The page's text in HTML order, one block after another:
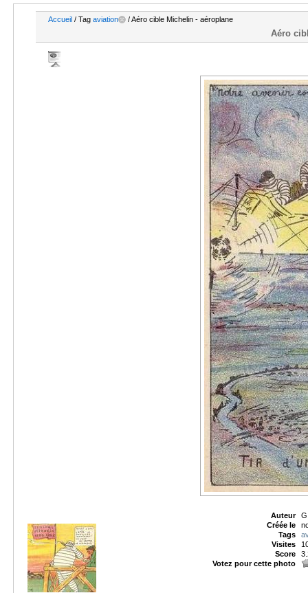
Accueil / Tag aviation / Aéro cible Michelin - aéroplane
Aéro
Auteur
Créée le
Tags
Visites
Score
Votez pour cette photo